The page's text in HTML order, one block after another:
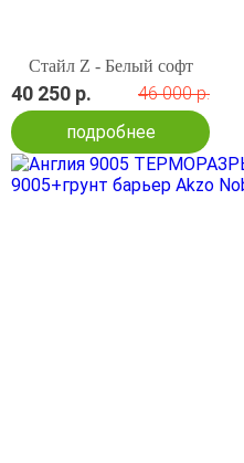
Стайл Z - Белый софт
40 250 р.
46 000 р.
подробнее